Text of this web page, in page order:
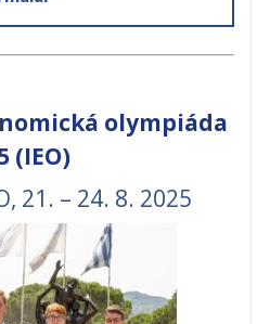
olympiáda
(IEO)
21. – 24. 8. 2025